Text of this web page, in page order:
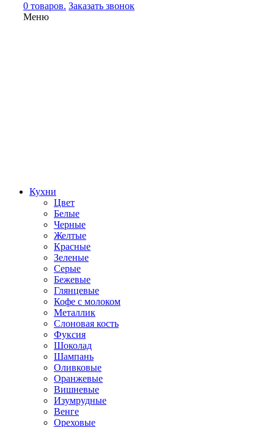
0 товаров. Заказать звонок
Меню
Кухни
Цвет
Белые
Черные
Желтые
Красные
Зеленые
Серые
Бежевые
Глянцевые
Кофе с молоком
Металлик
Слоновая кость
Фуксия
Шоколад
Шампань
Оливковые
Оранжевые
Вишневые
Изумрудные
Венге
Ореховые